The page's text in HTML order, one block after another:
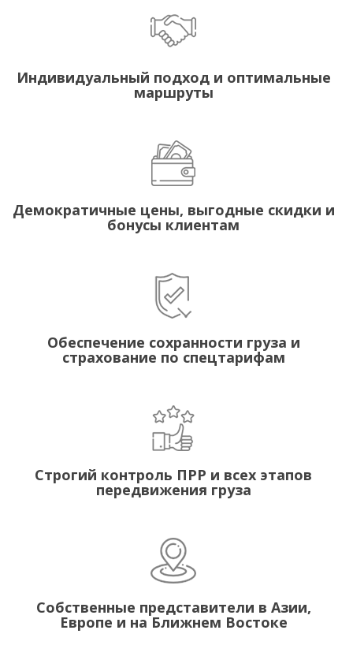
Индивидуальный подход и оптимальные
маршруты
Демократичные цены, выгодные скидки и
бонусы клиентам
Обеспечение сохранности груза и
страхование по спецтарифам
Строгий контроль ПРР и всех этапов
передвижения груза
Собственные представители в Азии,
Европе и на Ближнем Востоке